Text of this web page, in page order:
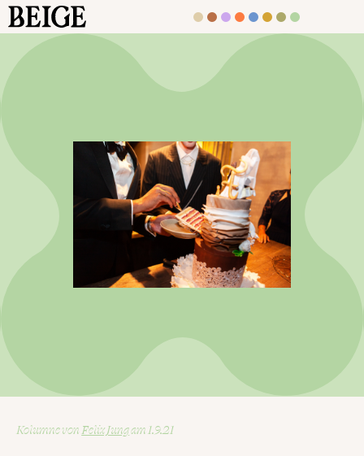
BEIGE
KolumnevonFelix Jung 1.9.21